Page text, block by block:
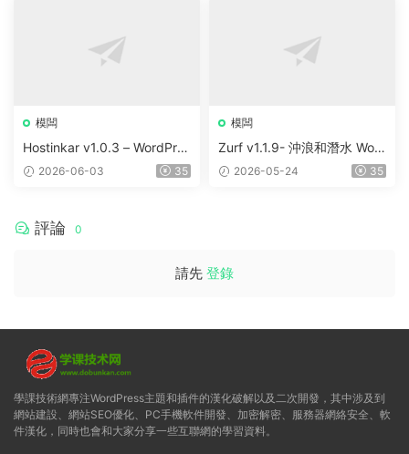
模闆
Hostinkar v1.0.3 – WordPres
s & WHMCS 主題
2026-06-03 35
模闆
Zurf v1.1.9- 沖浪和潛水 Wor
dPress主題
2026-05-24 35
評論 0
請先 登錄
學課技術網專注WordPress主題和插件的漢化破解以及二次開發，其中涉及到
網站建設、網站SEO優化、PC手機軟件開發、加密解密、服務器網絡安全、軟
件漢化，同時也會和大家分享一些互聯網的學習資料。